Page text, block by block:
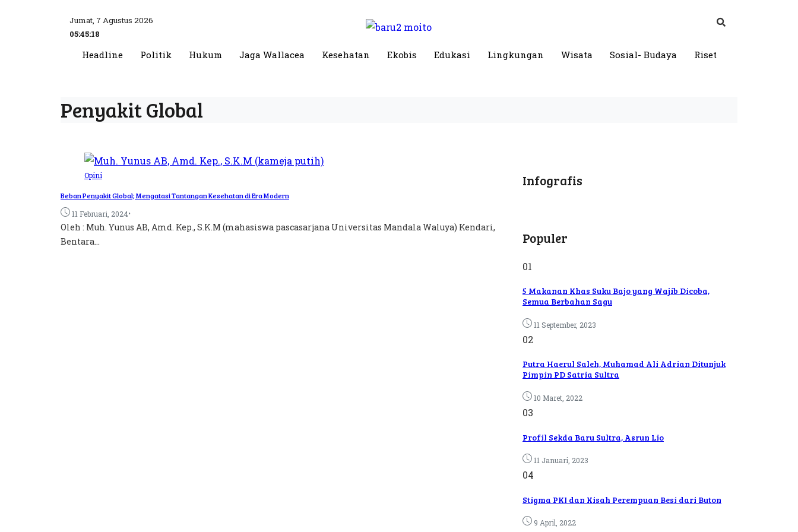
Jumat, 7 Agustus 2026
05:45:18
Headline Politik Hukum Jaga Wallacea Kesehatan Ekobis Edukasi Lingkungan Wisata Sosial- Budaya Riset
Penyakit Global
Opini
Beban Penyakit Global; Mengatasi Tantangan Kesehatan di Era Modern
11 Februari, 2024•
Oleh : Muh. Yunus AB, Amd. Kep., S.K.M (mahasiswa pascasarjana Universitas Mandala Waluya) Kendari,
Bentara...
Infografis
Populer
01
5 Makanan Khas Suku Bajo yang Wajib Dicoba,
Semua Berbahan Sagu
11 September, 2023
02
Putra Haerul Saleh, Muhamad Ali Adrian Ditunjuk
Pimpin PD Satria Sultra
10 Maret, 2022
03
Profil Sekda Baru Sultra, Asrun Lio
11 Januari, 2023
04
Stigma PKI dan Kisah Perempuan Besi dari Buton
9 April, 2022